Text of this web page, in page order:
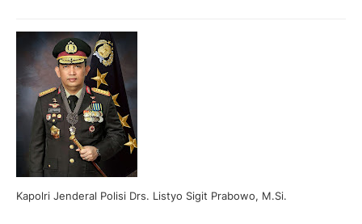
Kapolri Jenderal Polisi Drs. Listyo Sigit Prabowo, M.Si.